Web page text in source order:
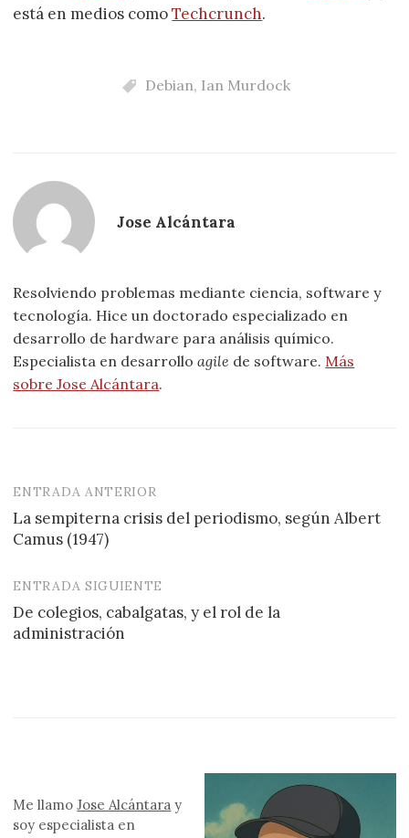
está en medios comoTechcrunch.
Debian, Ian Murdock
Jose Alcántara
Resolviendo problemas mediante ciencia, software y
tecnología. Hice un doctorado especializado en
desarrollo de hardware para análisis químico.
Especialista en desarrolloagile de software. Más
sobre Jose Alcántara.
Navegación
de
ENTRADA ANTERIOR
La sempiterna crisis del periodismo, según Albert
Camus (1947)
ENTRADA SIGUIENTE
De colegios, cabalgatas, y el rol de la
administración
Me llamoJose Alcántara y
soy especialista en